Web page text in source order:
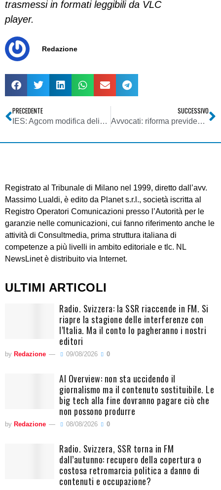
trasmessi in formati leggibili da VLC
player.
Redazione
PRECEDENTE
IES: Agcom modifica delibera 129/02/CONS. Posticipato al 30/09 termine per adempimento. Richiesto invio mediante posta elettronica certificata
SUCCESSIVO
Avvocati: riforma previdenziale necessaria per veder più chiaramente lo stato della professione
Registrato al Tribunale di Milano nel 1999, diretto dall’avv.
Massimo Lualdi, è edito da Planet s.r.l., società iscritta al
Registro Operatori Comunicazioni presso l’Autorità per le
garanzie nelle comunicazioni, cui fanno riferimento anche le
attività di Consultmedia, prima struttura italiana di
competenze a più livelli in ambito editoriale e tlc. NL
NewsLinet è distribuito via Internet.
ULTIMI ARTICOLI
Radio. Svizzera: la SSR riaccende in FM. Si
riapre la stagione delle interferenze con
l’Italia. Ma il conto lo pagheranno i nostri
editori
by Redazione 09/08/2026 0
AI Overview: non sta uccidendo il
giornalismo ma il contenuto sostituibile. Le
big tech alla fine dovranno pagare ciò che
non possono produrre
by Redazione 08/08/2026 0
Radio. Svizzera, SSR torna in FM
dall’autunno: recupero della copertura o
costosa retromarcia politica a danno di
contenuti e occupazione?